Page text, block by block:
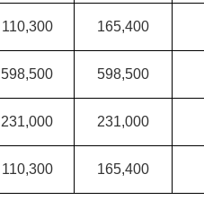
110,300 165,400
598,500 598,500
231,000 231,000
110,300 165,400